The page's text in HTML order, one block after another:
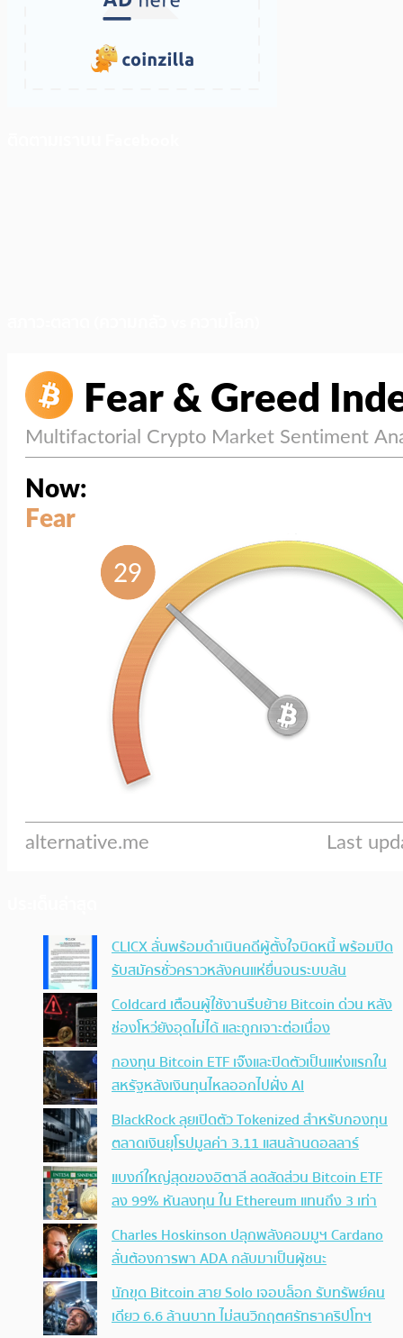
CLICX ลั่นพร้อมดำเนินคดีผู้ตั้งใจบิดหนี้ พร้อมปิด
รับสมัครชั่วคราวหลังคนแห่ยื่นจนระบบล้น
Coldcard เตือนผู้ใช้งานรีบย้าย Bitcoin ด่วน หลัง
ช่องโหว่ยังอุดไม่ได้ และถูกเจาะต่อเนื่อง
กองทุน Bitcoin ETF เจ๊งและปิดตัวเป็นแห่งแรกใน
สหรัฐหลังเงินทุนไหลออกไปฝั่ง AI
BlackRock ลุยเปิดตัว Tokenized สำหรับกองทุน
ตลาดเงินยุโรปมูลค่า 3.11 แสนล้านดอลลาร์
แบงก์ใหญ่สุดของอิตาลี ลดสัดส่วน Bitcoin ETF
ลง 99% หันลงทุน ใน Ethereum แทนถึง 3 เท่า
Charles Hoskinson ปลุกพลังคอมมูฯ Cardano
ลั่นต้องการพา ADA กลับมาเป็นผู้ชนะ
นักขุด Bitcoin สาย Solo เจอบล็อก รับทรัพย์คน
เดียว 6.6 ล้านบาท ไม่สนวิกฤตศรัทธาคริปโทฯ